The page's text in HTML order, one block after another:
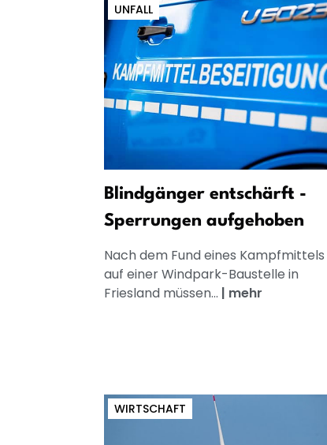
UNFALL
Blindgänger entschärft -
Sperrungen aufgehoben
Nach dem Fund eines Kampfmittels
auf einer Windpark-Baustelle in
Friesland müssen... | mehr
WIRTSCHAFT